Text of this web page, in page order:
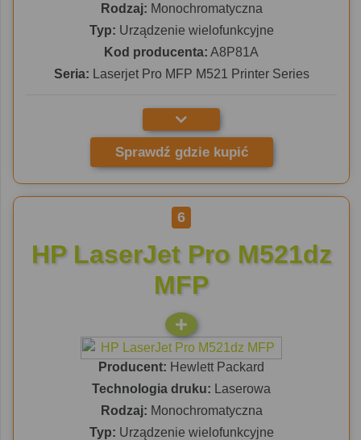
Rodzaj: Monochromatyczna
Typ: Urządzenie wielofunkcyjne
Kod producenta: A8P81A
Seria: Laserjet Pro MFP M521 Printer Series
Sprawdź gdzie kupić
6
HP LaserJet Pro M521dz
MFP
Producent: Hewlett Packard
Technologia druku: Laserowa
Rodzaj: Monochromatyczna
Typ: Urządzenie wielofunkcyjne